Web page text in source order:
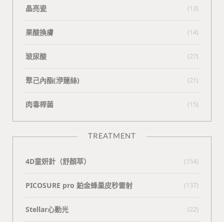
晶亮瓷 (13)
果酸換膚 (14)
玻尿酸 (27)
聚己內酯(洢蓮絲) (21)
肉毒桿菌 (15)
TREATMENT
4D童妍針（舒顏萃） (154)
PICOSURE pro 鉑金蜂巢皮秒雷射 (137)
Stellar心動光 (22)